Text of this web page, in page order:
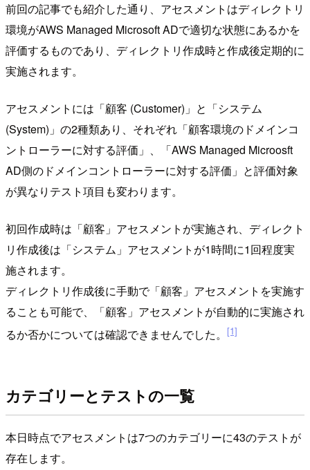
前回の記事でも紹介した通り、アセスメントはディレクトリ
環境がAWS Managed Microsoft ADで適切な状態にあるかを
評価するものであり、ディレクトリ作成時と作成後定期的に
実施されます。
アセスメントには「顧客 (Customer)」と「システム
(System)」の2種類あり、それぞれ「顧客環境のドメインコ
ントローラーに対する評価」、「AWS Managed Microosft
AD側のドメインコントローラーに対する評価」と評価対象
が異なりテスト項目も変わります。
初回作成時は「顧客」アセスメントが実施され、ディレクト
リ作成後は「システム」アセスメントが1時間に1回程度実
施されます。
ディレクトリ作成後に手動で「顧客」アセスメントを実施す
ることも可能で、「顧客」アセスメントが自動的に実施され
るか否かについては確認できませんでした。
[1]
カテゴリーとテストの一覧
本日時点でアセスメントは7つのカテゴリーに43のテストが
存在します。